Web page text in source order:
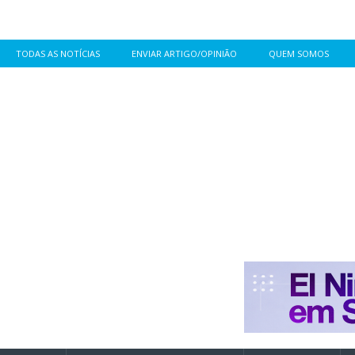
TODAS AS NOTÍCIAS ENVIAR ARTIGO/OPINIÃO QUEM SOMOS